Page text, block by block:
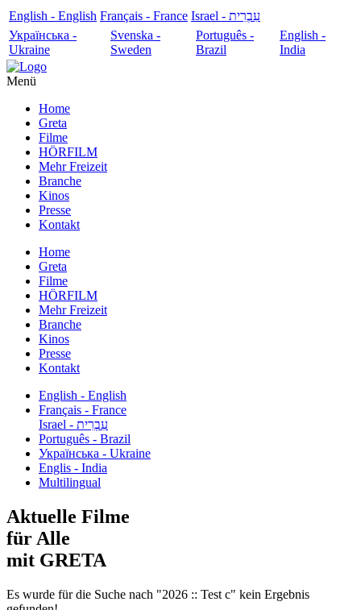
English - English Français - France
עִבְרִית - Israel
Українська -
Ukraine
Svenska -
Sweden
Português -
Brazil
English -
India
Menü
Home
Greta
Filme
HÖRFILM
Mehr Freizeit
Branche
Kinos
Presse
Kontakt
Home
Greta
Filme
HÖRFILM
Mehr Freizeit
Branche
Kinos
Presse
Kontakt
English - English
Français - France
עִבְרִית - Israel
Português - Brazil
Українська - Ukraine
Englis - India
Multilingual
Aktuelle Filme
für Alle
mit GRETA
Es wurde für die Suche nach "2026 :: Test c" kein Ergebnis